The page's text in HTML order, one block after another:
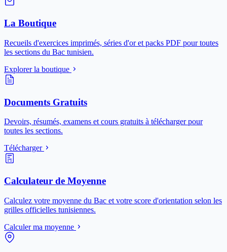
La Boutique
Recueils d'exercices imprimés, séries d'or et packs PDF pour toutes
les sections du Bac tunisien.
Explorer la boutique
Documents Gratuits
Devoirs, résumés, examens et cours gratuits à télécharger pour
toutes les sections.
Télécharger
Calculateur de Moyenne
Calculez votre moyenne du Bac et votre score d'orientation selon les
grilles officielles tunisiennes.
Calculer ma moyenne